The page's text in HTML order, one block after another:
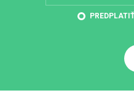
PREDPLATIŤ